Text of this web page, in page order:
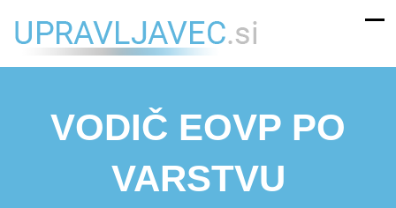
VODIČ EOVP PO
VARSTVU